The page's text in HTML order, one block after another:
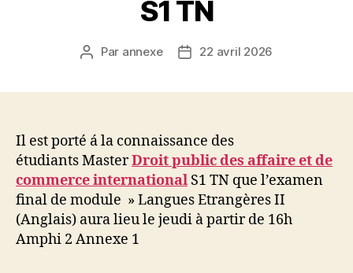
S1 TN
Auteur
Par annexe
Date22 avril 2026
Il est porté á la connaissance des
étudiants MasterDroit public des affaire et de
commerce international S1 TN que l’examen
final de module » Langues Etrangères II
(Anglais) aura lieu le jeudi à partir de 16h
Amphi 2 Annexe 1